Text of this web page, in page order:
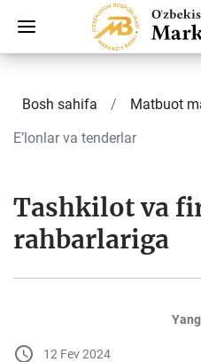
Bosh sahifa
Matbuot
E’lonlar va tenderlar
Tashkilot va
rahbarlariga
12 Fev 2024